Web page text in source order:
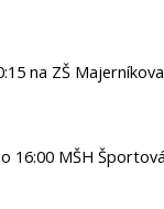
na ZŠ
16:00 MŠH